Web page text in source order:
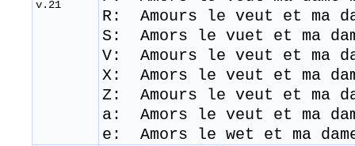
v.21
R: Amours le veut et ma
​S : Amors le vuet et ma
V: Amours le veut et ma
X: Amors le veut et ma
Z: Amours le veut et ma
a: Amors le veut et ma
e: Amors le wet et ma